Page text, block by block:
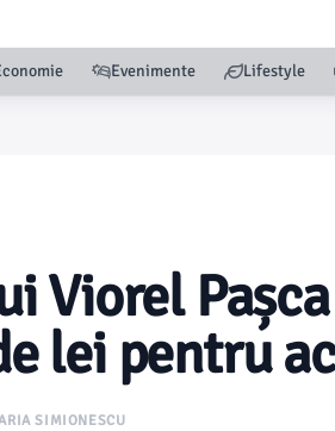
Evenimente Lifestyle
Viorel
lei pentru
SIMIONESCU